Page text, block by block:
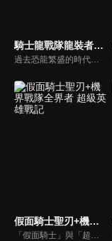
騎士龍戰隊龍裝者(中文版)
假面騎士聖刃+機界戰隊全界者 超級英雄戰記
「假面騎士」與「超級戰隊」，這兩大英雄之父．石之森章太郎託付給後人的心願、超級英雄誕生的秘密是什麼呢？寫作陷入瓶頸的飛羽真，在尤里的推薦下拿到了某本書。可是，他一打開書，周遭便突然被光芒包圍，當他醒來後，竟發現自己身處人類與機械共存的「全開者」的世界！同一時期，介人也遇上了相同的情形，他還跟倫太郎相遇了。不知為何，各種不同的世界竟交雜在一起，形成了極為詭異的局面！